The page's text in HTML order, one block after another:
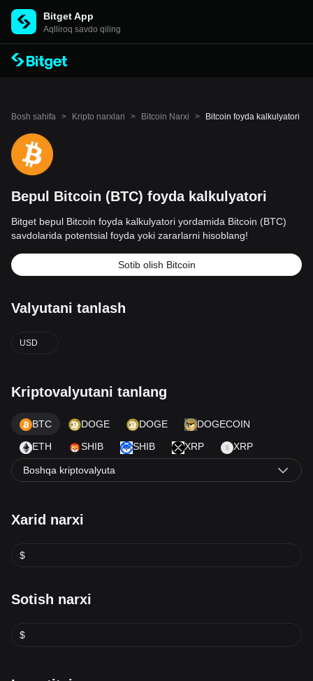
Bitget App
Aqlliroq savdo qiling
Bosh sahifa > Kripto narxlari > Bitcoin Narxi > Bitcoin foyda kalkulyatori
Bepul Bitcoin (BTC) foyda kalkulyatori
Bitget bepul Bitcoin foyda kalkulyatori yordamida Bitcoin (BTC)
savdolarida potentsial foyda yoki zararlarni hisoblang!
Sotib olish Bitcoin
Valyutani tanlash
USD
Kriptovalyutani tanlang
BTC DOGE DOGE DOGECOIN
ETH SHIB SHIB XRP XRP
Boshqa kriptovalyuta
Xarid narxi
$
Sotish narxi
$